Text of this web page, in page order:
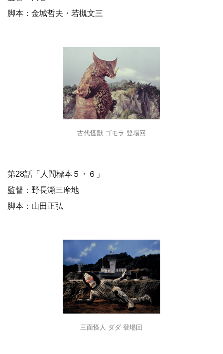
脚本：金城哲夫・若槻文三
古代怪獣 ゴモラ 登場回
第28話「人間標本５・６」
監督：野長瀬三摩地
脚本：山田正弘
三面怪人 ダダ 登場回